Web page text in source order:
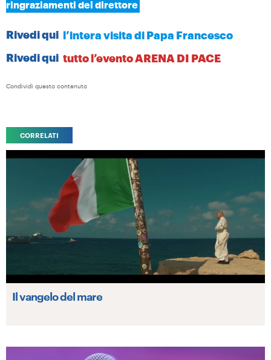
ringraziamenti del direttore
Rivedi qui l’intera visita di Papa Francesco
Rivedi qui tutto l’evento ARENA DI PACE
Condividi questo contenuto
CORRELATI
Il vangelo del mare